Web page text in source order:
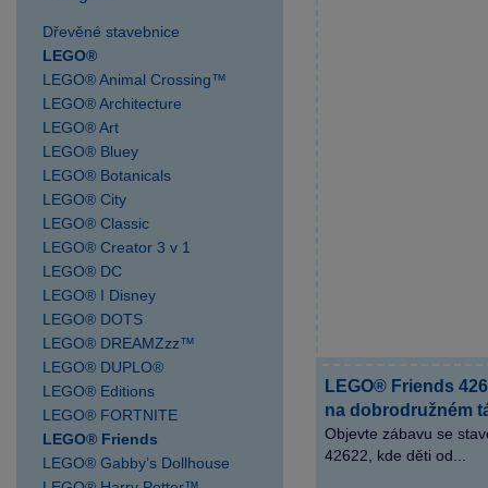
výdejní místo
SPARKYS Praha AVION
Shopping Park Zličín
SPARKYS Praha Fashion
Arena Outlet
SPARKYS Praha Hlavní
nádraží
SPARKYS Praha OC
Novo Plaza
SPARKYS Praha OC
Nový Smíchov
SPARKYS Praha OC
SPARKYS Praha
Palladium
SPARKYS Praha
Václavské náměstí JULIŠ
Dřevěné stavebnice
LEGO®
LEGO® Animal Crossing™
LEGO® Architecture
LEGO® Art
LEGO® Bluey
LEGO® Botanicals
LEGO® City
LEGO® Classic
LEGO® Creator 3 v 1
LEGO® DC
LEGO® I Disney
LEGO® DOTS
LEGO® DREAMZzz™
LEGO® DUPLO®
LEGO® Editions
LEGO® FORTNITE
LEGO® Friends
LEGO® Gabby’s Dollhouse
LEGO® Friends
na dobrodružném
Objevte zábavu se
42622, kde děti od...